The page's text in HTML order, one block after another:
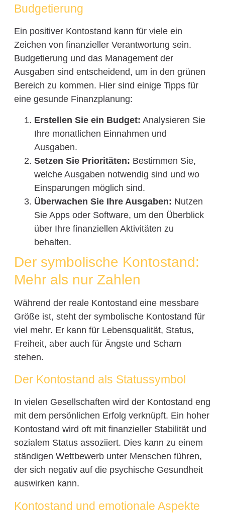
Budgetierung
Ein positiver Kontostand kann für viele ein
Zeichen von finanzieller Verantwortung sein.
Budgetierung und das Management der
Ausgaben sind entscheidend, um in den grünen
Bereich zu kommen. Hier sind einige Tipps für
eine gesunde Finanzplanung:
Erstellen Sie ein Budget: Analysieren Sie
Ihre monatlichen Einnahmen und
Ausgaben.
Setzen Sie Prioritäten: Bestimmen Sie,
welche Ausgaben notwendig sind und wo
Einsparungen möglich sind.
Überwachen Sie Ihre Ausgaben: Nutzen
Sie Apps oder Software, um den Überblick
über Ihre finanziellen Aktivitäten zu
behalten.
Der symbolische Kontostand:
Mehr als nur Zahlen
Während der reale Kontostand eine messbare
Größe ist, steht der symbolische Kontostand für
viel mehr. Er kann für Lebensqualität, Status,
Freiheit, aber auch für Ängste und Scham
stehen.
Der Kontostand als Statussymbol
In vielen Gesellschaften wird der Kontostand eng
mit dem persönlichen Erfolg verknüpft. Ein hoher
Kontostand wird oft mit finanzieller Stabilität und
sozialem Status assoziiert. Dies kann zu einem
ständigen Wettbewerb unter Menschen führen,
der sich negativ auf die psychische Gesundheit
auswirken kann.
Kontostand und emotionale Aspekte